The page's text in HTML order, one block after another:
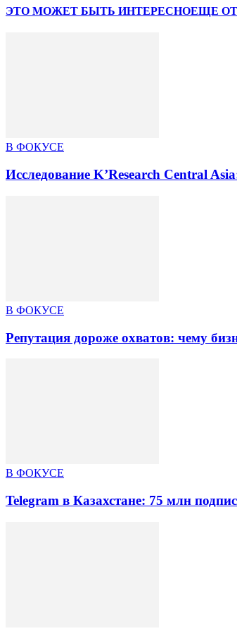
ЭТО МОЖЕТ БЫТЬ ИНТЕРЕСНОЕЩЕ
В ФОКУСЕ
Исследование K’Research Central
В ФОКУСЕ
Репутация дороже охватов: чему
В ФОКУСЕ
Telegram в Казахстане: 75 млн